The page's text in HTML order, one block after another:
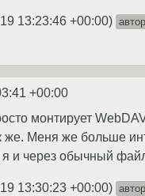
13:23:46 +00:00)
+00:00
монтирует
Меня же больше
я и через обычный
13:30:23 +00:00)